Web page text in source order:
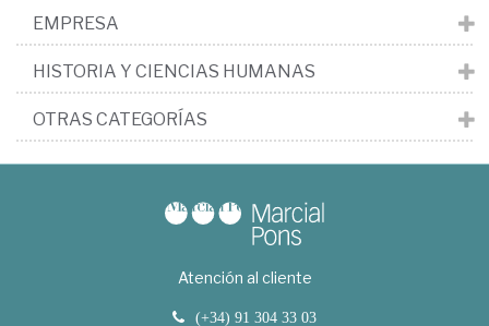
EMPRESA
HISTORIA Y CIENCIAS HUMANAS
OTRAS CATEGORÍAS
Atención al cliente
(+34) 91 304 33 03